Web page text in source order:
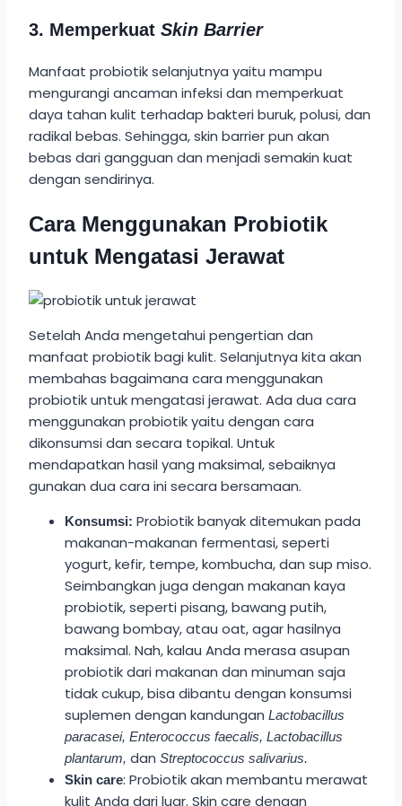
3. Memperkuat Skin Barrier
Manfaat probiotik selanjutnya yaitu mampu
mengurangi ancaman infeksi dan memperkuat
daya tahan kulit terhadap bakteri buruk, polusi, dan
radikal bebas. Sehingga, skin barrier pun akan
bebas dari gangguan dan menjadi semakin kuat
dengan sendirinya.
Cara Menggunakan Probiotik
untuk Mengatasi Jerawat
Setelah Anda mengetahui pengertian dan
manfaat probiotik bagi kulit. Selanjutnya kita akan
membahas bagaimana cara menggunakan
probiotik untuk mengatasi jerawat. Ada dua cara
menggunakan probiotik yaitu dengan cara
dikonsumsi dan secara topikal. Untuk
mendapatkan hasil yang maksimal, sebaiknya
gunakan dua cara ini secara bersamaan.
Konsumsi: Probiotik banyak ditemukan pada
makanan-makanan fermentasi, seperti
yogurt, kefir, tempe, kombucha, dan sup miso.
Seimbangkan juga dengan makanan kaya
probiotik, seperti pisang, bawang putih,
bawang bombay, atau oat, agar hasilnya
maksimal. Nah, kalau Anda merasa asupan
probiotik dari makanan dan minuman saja
tidak cukup, bisa dibantu dengan konsumsi
suplemen dengan kandungan Lactobacillus
paracasei, Enterococcus faecalis, Lactobacillus
plantarum, dan Streptococcus salivarius.
Skin care: Probiotik akan membantu merawat
kulit Anda dari luar. Skin care dengan